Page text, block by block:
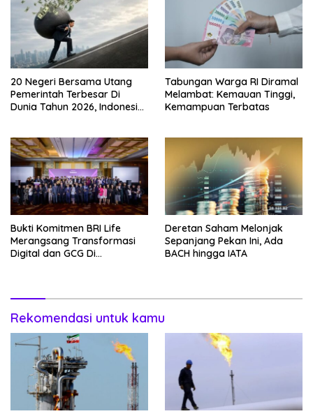
20 Negeri Bersama Utang
Pemerintah Terbesar Di
Dunia Tahun 2026, Indonesia
Tabungan Warga RI Diramal
Melambat: Kemauan Tinggi,
Kemampuan Terbatas
Bukti Komitmen BRI Life
Merangsang Transformasi
Digital dan GCG Di
Deretan Saham Melonjak
Sepanjang Pekan Ini, Ada
BACH hingga IATA
Rekomendasi untuk kamu